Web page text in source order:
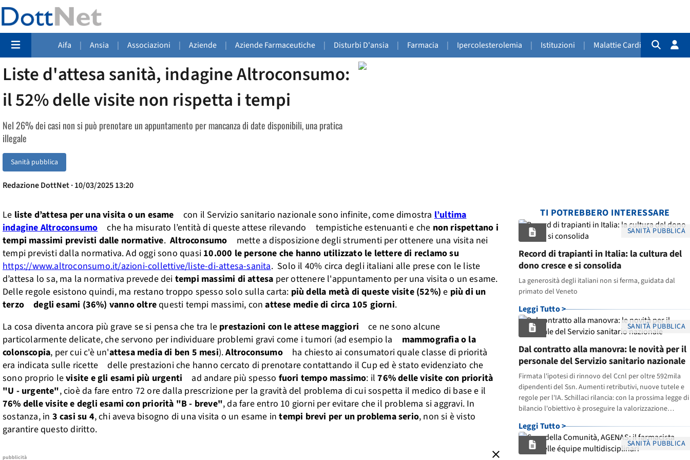
Aifa | Ansia | Associazioni | Aziende | Aziende Farmaceutiche | Disturbi D'ansia | Farmacia | Ipercolesterolemia | Istituzioni | Malattie Cardiovascolari
Liste d'attesa sanità, indagine Altroconsumo:
il 52% delle visite non rispetta i tempi
Nel 26% dei casi non si può prenotare un appuntamento per mancanza di date disponibili, una pratica
illegale
Sanità pubblica
Redazione DottNet · 10/03/2025 13:20
Le liste d’attesa per una visita o un esame con il Servizio sanitario nazionale sono infinite, come dimostral’ultima
indagine Altroconsumoche ha misurato l’entità di queste attese rilevando tempistiche estenuanti e che non rispettano i
tempi massimi previsti dalle normative.Altroconsumo mette a disposizione degli strumenti per ottenere una visita nei
tempi previsti dalla normativa. Ad oggi sono quasi 10.000 le persone che hanno utilizzato le lettere di reclamo su
https://www.altroconsumo.it/azioni-collettive/liste-di-attesa-sanita. Solo il 40% circa degli italiani alle prese con le liste
d’attesa lo sa, ma la normativa prevede dei tempi massimi di attesa per ottenere l'appuntamento per una visita o un esame.
Delle regole esistono quindi, ma restano troppo spesso solo sulla carta: più della metà di queste visite (52%)e più di un
terzo degli esami (36%) vanno oltrequesti tempi massimi, conattese medie di circa 105 giorni.
La cosa diventa ancora più grave se si pensa che tra le prestazioni con le attese maggiori ce ne sono alcune
particolarmente delicate, che servono per individuare problemi gravi come i tumori (ad esempio la mammografia o la
colonscopia, per cui c'è un'attesa media di ben 5 mesi).Altroconsumoha chiesto ai consumatori quale classe di priorità
era indicata sulle ricette delle prestazioni che hanno cercato di prenotare contattando il Cup ed è stato evidenziato che
sono proprio levisite e gli esami più urgenti ad andare più spesso fuori tempo massimo: il76% delle visite con priorità
"U - urgente", cioè da fare entro 72 ore dalla prescrizione per la gravità del problema di cui sospetta il medico di base e il
76% delle visite e degli esami con priorità "B - breve", da fare entro 10 giorni per evitare che il problema si aggravi. In
sostanza, in 3 casi su 4, chi aveva bisogno di una visita o un esame intempi brevi per un problema serio, non si è visto
garantire questo diritto.
close
pubblicità
TI POTREBBERO INTERESSARE
SANITÀ PUBBLICA
Record di trapianti in Italia: la cultura del
dono cresce e si consolida
La generosità degli italiani non si ferma, guidata dal
primato del Veneto
Leggi Tutto >
SANITÀ PUBBLICA
Dal contratto alla manovra: le novità per il
personale del Servizio sanitario nazionale
Firmata l'ipotesi di rinnovo del Ccnl per oltre 592mila
dipendenti del Ssn. Aumenti retributivi, nuove tutele e
regole per l'IA. Schillaci rilancia: con la prossima legge di
bilancio l'obiettivo è proseguire la valorizzazione
Leggi Tutto >
SANITÀ PUBBLICA